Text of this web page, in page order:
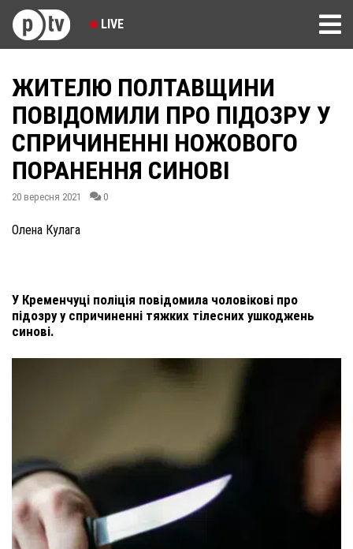
LIVE
ЖИТЕЛЮ ПОЛТАВЩИНИ
ПОВІДОМИЛИ ПРО ПІДОЗРУ У
СПРИЧИНЕННІ НОЖОВОГО
ПОРАНЕННЯ СИНОВІ
20 вересня 2021 0
Олена Кулага
У Кременчуці поліція повідомила чоловікові про
підозру у спричиненні тяжких тілесних ушкоджень
синові.